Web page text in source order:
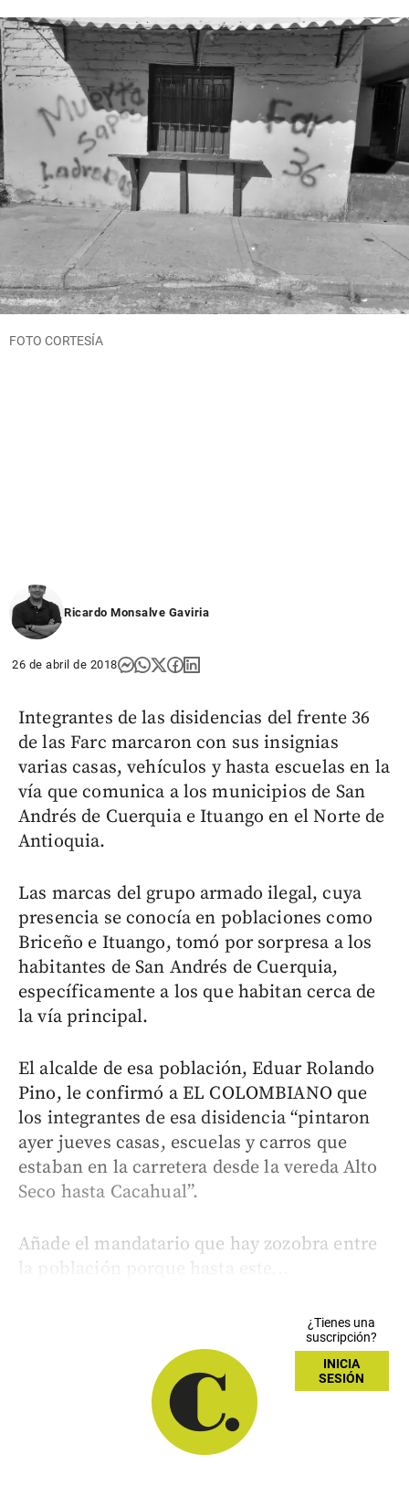
FOTO CORTESÍA
Ricardo Monsalve Gaviria
26 de abril de 2018
Integrantes de las disidencias del frente 36
de las Farc marcaron con sus insignias
varias casas, vehículos y hasta escuelas en la
vía que comunica a los municipios de San
Andrés de Cuerquia e Ituango en el Norte de
Antioquia.
Las marcas del grupo armado ilegal, cuya
presencia se conocía en poblaciones como
Briceño e Ituango, tomó por sorpresa a los
habitantes de San Andrés de Cuerquia,
específicamente a los que habitan cerca de
la vía principal.
El alcalde de esa población, Eduar Rolando
Pino, le confirmó a EL COLOMBIANO que
los integrantes de esa disidencia “pintaron
ayer jueves casas, escuelas y carros que
estaban en la carretera desde la vereda Alto
Seco hasta Cacahual”.
Añade el mandatario que hay zozobra entre
la población porque hasta este...
¿Tienes una
suscripción?
INICIA
SESIÓN